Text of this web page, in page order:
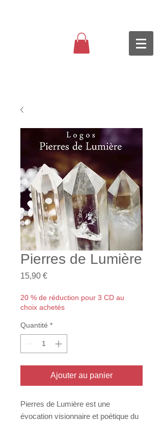
Pierres de Lumière
15,90 €Prix
20 % de réduction pour 3 CD au
choix achetés
Quantité *
Ajouter au panier
Pierres de Lumière est une
évocation visionnaire et poétique du